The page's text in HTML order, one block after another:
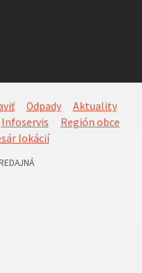
Odpady
Aktuality
Infoservis
Región obce
lokácií